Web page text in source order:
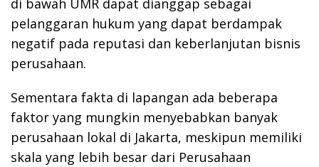
di bawah UMR dapat dianggap sebagai
pelanggaran hukum yang dapat berdampak
negatif pada reputasi dan keberlanjutan bisnis
perusahaan.
Sementara fakta di lapangan ada beberapa
faktor yang mungkin menyebabkan banyak
perusahaan lokal di Jakarta, meskipun memiliki
skala yang lebih besar dari Perusahaan